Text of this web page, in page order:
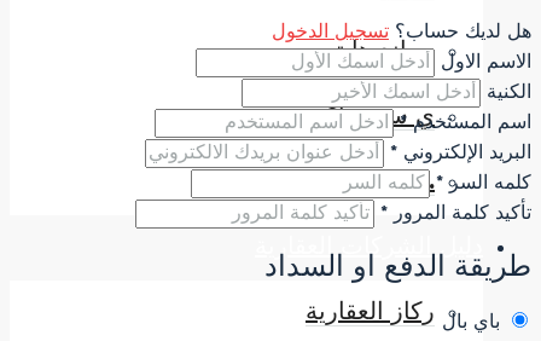
جراند هايتس
ي سيتي اكتوبر
.اوك بارك
دليل الشركات العقارية
ركاز العقارية
هل لديك حساب؟ تسجيل الدخول
الاسم الاول
الكنية
اسم المستخدم *
البريد الإلكتروني *
كلمه السر *
تأكيد كلمة المرور *
طريقة الدفع او السداد
باي بال